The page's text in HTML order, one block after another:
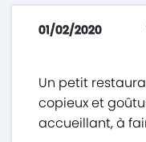
01/02/2020
Un petit
copieux et
accueillant, à